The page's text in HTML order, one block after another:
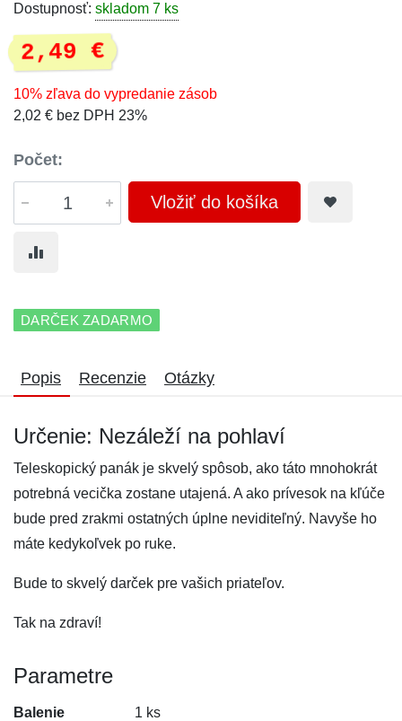
Dostupnosť: skladom 7 ks
2,49 €
10% zľava do vypredanie zásob
2,02 € bez DPH 23%
Počet:
Vložiť do košíka
DARČEK ZADARMO
Popis Recenzie Otázky
Určenie: Nezáleží na pohlaví
Teleskopický panák je skvelý spôsob, ako táto mnohokrát
potrebná vecička zostane utajená. A ako prívesok na kľúče
bude pred zrakmi ostatných úplne neviditeľný. Navyše ho
máte kedykoľvek po ruke.
Bude to skvelý darček pre vašich priateľov.
Tak na zdraví!
Parametre
Balenie 1 ks